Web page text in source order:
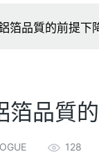
箔品質的前提下
箔品質
128